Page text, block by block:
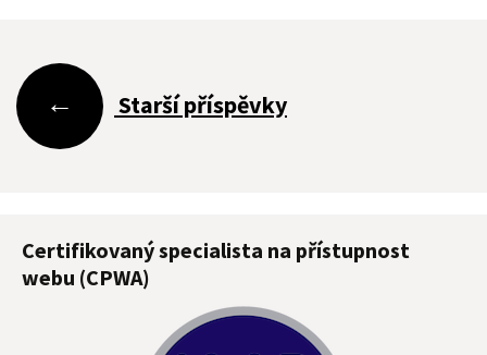
Navigace
pro
příspěvky
← Starší příspěvky
Certifikovaný specialista na přístupnost
webu (CPWA)